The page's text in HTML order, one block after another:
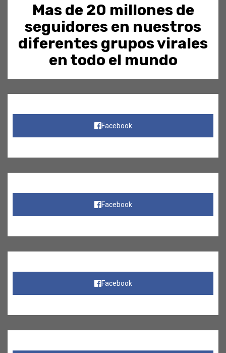
Mas de 20 millones de
seguidores en nuestros
diferentes grupos virales
en todo el mundo
Facebook
Facebook
Facebook